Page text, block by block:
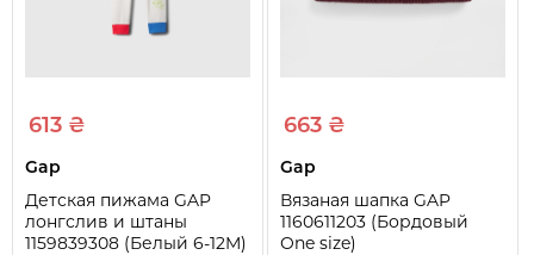
613 ₴
Gap
Детская пижама GAP
лонгслив и штаны
1159839308 (Белый 6-12M)
663 ₴
Gap
Вязаная шапка GAP
1160611203 (Бордовый
One size)